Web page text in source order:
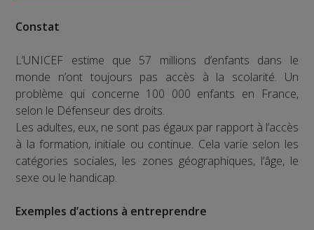
Constat
L’UNICEF estime que 57 millions d’enfants dans le
monde n’ont toujours pas accès à la scolarité. Un
problème qui concerne 100 000 enfants en France,
selon le Défenseur des droits.
Les adultes, eux, ne sont pas égaux par rapport à l’accès
à la formation, initiale ou continue. Cela varie selon les
catégories sociales, les zones géographiques, l’âge, le
sexe ou le handicap.
Exemples d’actions à entreprendre